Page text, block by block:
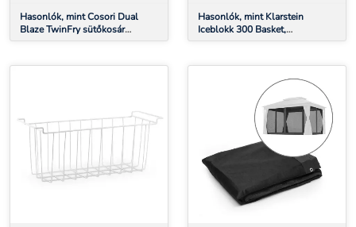
Hasonlók, mint Cosori Dual
Blaze TwinFry sütőkosár
(fekete)
Hasonlók, mint Klarstein
Iceblokk 300 Basket,
felakasztható kosár a
pótdarab